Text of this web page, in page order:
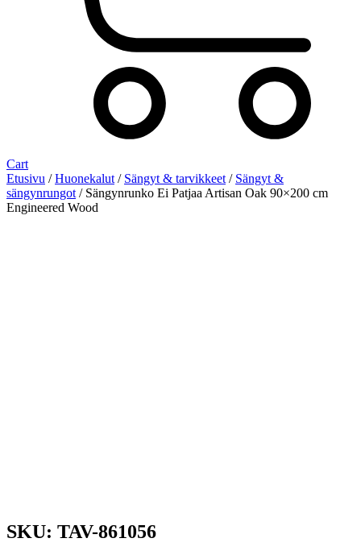
Cart
Etusivu /Huonekalut / Sängyt & tarvikkeet / Sängyt &
sängynrungot / Sängynrunko Ei Patjaa Artisan Oak 90×200 cm
Engineered Wood
SKU: TAV-861056